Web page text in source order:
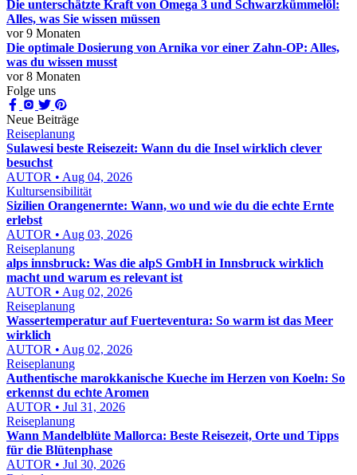
Die unterschätzte Kraft von Omega 3 und Schwarzkümmelöl:
Alles, was Sie wissen müssen
vor 9 Monaten
Die optimale Dosierung von Arnika vor einer Zahn-OP: Alles,
was du wissen musst
vor 8 Monaten
Folge uns
Neue Beiträge
Reiseplanung
Sulawesi beste Reisezeit: Wann du die Insel wirklich clever
besuchst
AUTOR • Aug 04, 2026
Kultursensibilität
Sizilien Orangenernte: Wann, wo und wie du die echte Ernte
erlebst
AUTOR • Aug 03, 2026
Reiseplanung
alps innsbruck: Was die alpS GmbH in Innsbruck wirklich
macht und warum es relevant ist
AUTOR • Aug 02, 2026
Reiseplanung
Wassertemperatur auf Fuerteventura: So warm ist das Meer
wirklich
AUTOR • Aug 02, 2026
Reiseplanung
Authentische marokkanische Kueche im Herzen von Koeln: So
erkennst du echte Aromen
AUTOR • Jul 31, 2026
Reiseplanung
Wann Mandelblüte Mallorca: Beste Reisezeit, Orte und Tipps
für die Blütenphase
AUTOR • Jul 30, 2026